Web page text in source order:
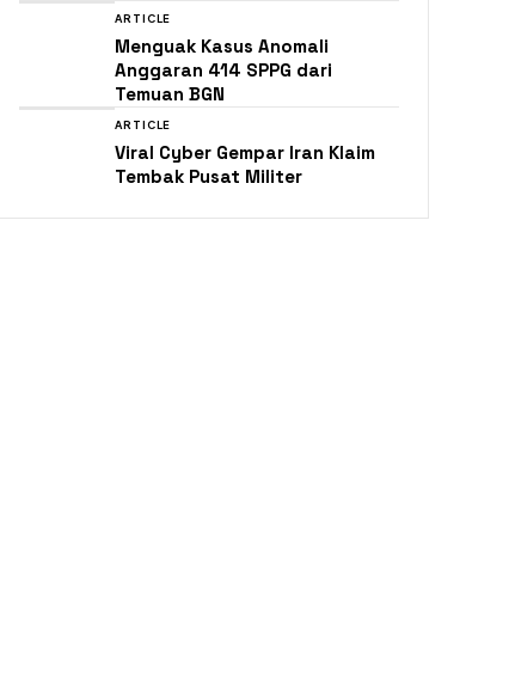
ARTICLE
Menguak Kasus Anomali
Anggaran 414 SPPG dari
Temuan BGN
ARTICLE
Viral Cyber Gempar Iran Klaim
Tembak Pusat Militer